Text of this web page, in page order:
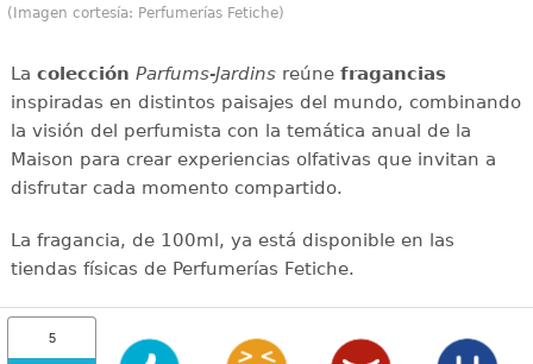
(Imagen cortesía: Perfumerías Fetiche)
La colección Parfums-Jardinsreúne fragancias
inspiradas en distintos paisajes del mundo, combinando
la visión del perfumista con la temática anual de la
Maison para crear experiencias olfativas que invitan a
disfrutar cada momento compartido.
La fragancia, de 100ml, ya está disponible en las
tiendas físicas de Perfumerías Fetiche.
5